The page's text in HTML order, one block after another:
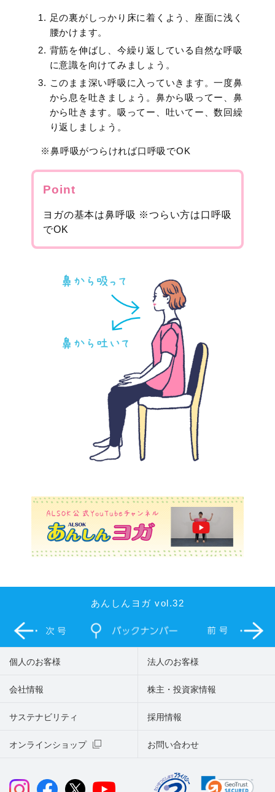
足の裏がしっかり床に着くよう、座面に浅く
腰かけます。
背筋を伸ばし、今繰り返している自然な呼吸
に意識を向けてみましょう。
このまま深い呼吸に入っていきます。一度鼻
から息を吐きましょう。鼻から吸ってー、鼻
から吐きます。吸ってー、吐いてー、数回繰
り返しましょう。
※鼻呼吸がつらければ口呼吸でOK
Point
ヨガの基本は鼻呼吸 ※つらい方は口呼吸
でOK
あんしんヨガ vol.32
個人のお客様 法人のお客様
会社情報 株主・投資家情報
サステナビリティ
オンラインショップ お問い合わせ
採用情報